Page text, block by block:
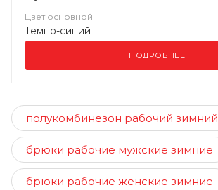
Цвет основной
Темно-синий
ПОДРОБНЕЕ
полукомбинезон рабочий зимний
брюки рабочие мужские зимние
брюки рабочие женские зимние